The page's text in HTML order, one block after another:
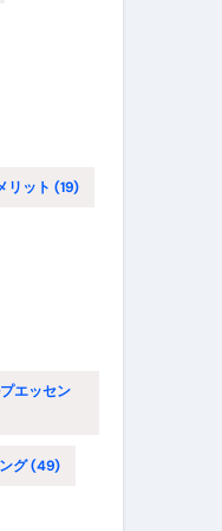
リット (19)
エッセン
グ(49)